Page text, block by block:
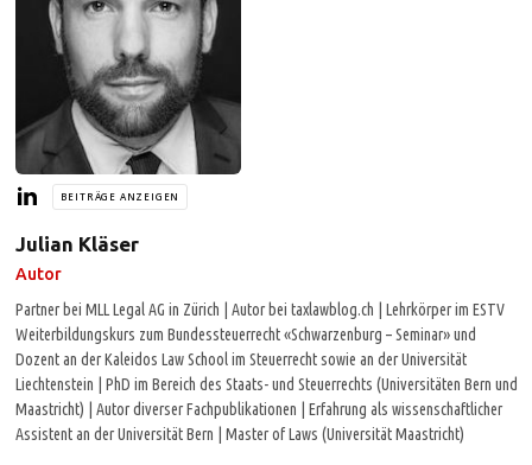
BEITRÄGE ANZEIGEN
Julian Kläser
Autor
Partner bei MLL Legal AG in Zürich | Autor bei taxlawblog.ch | Lehrkörper im ESTV
Weiterbildungskurs zum Bundessteuerrecht «Schwarzenburg – Seminar» und
Dozent an der Kaleidos Law School im Steuerrecht sowie an der Universität
Liechtenstein | PhD im Bereich des Staats- und Steuerrechts (Universitäten Bern und
Maastricht) | Autor diverser Fachpublikationen | Erfahrung als wissenschaftlicher
Assistent an der Universität Bern | Master of Laws (Universität Maastricht)